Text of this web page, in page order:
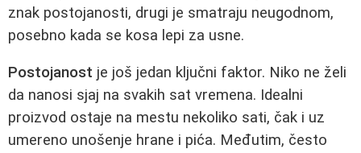
znak postojanosti, drugi je smatraju neugodnom,
posebno kada se kosa lepi za usne.
Postojanost je još jedan ključni faktor. Niko ne želi
da nanosi sjaj na svakih sat vremena. Idealni
proizvod ostaje na mestu nekoliko sati, čak i uz
umereno unošenje hrane i pića. Međutim, često